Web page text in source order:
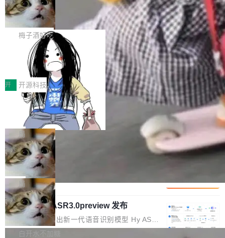
有云模型能够满足快速试用和效率提升的需求。
但对于金融、能源、医疗等对数据安全要求较...
让AI用起来，还要进一步看清混合算力时代下，
Token花在哪里、算力是否被充分利用，以及持
续增长的AI成本该如何优化。 深信服AI算力网关
正是围绕这些实际问题，从Token治理和成本治
理两个方面，让用户的每一份算力都看得清、管
得住、用得稳、省得下、更安全！ 一、从现在开
始，Token使用一目...
ean 在 Google 工作了 27 年后，宣布离职。 他
不是一个人走。一同离开的还有 Sanjay Ghema
wat（Google 员工编号 23，Jeff Dean 二十多
年的编程搭档，MapReduce 和 Bigtable 的共同
作者）、Quoc Le（Google 大脑核心成员，Se
q2Seq 和 DocAI 的共同发明人）以及 Oriol Vin
yals（Gemini 联合负责人，AlphaSta...
🔥 SolonCode v2026.8.4 发布：界面
字体可调、22 种语言、记忆搜索增强
打开终端就能上岗的全中文编码智能体，这一轮
把「看得清、用母语、记得住」三件事一次补
齐。 SolonCode 是什么 SolonCode 是杭州无
耳科技研发的企业级终端编码智能体——一位全
中文驱动的数字员工，自主理解需求、规划步
骤、编写代码。不挑模型、不挑平台，curl 一行
装完即用。 开源地址：Gitee · GitCode · GitHu
b 安装 支持 Java 8+（8~26）、macOS / Linu
x / Windows / Harmony PC。 # macOS / Linu
x / Harmony PC curl -fsSL https://solon.noea
r.org/solon...
梅子酒好吃
让“代码语义理解”深度释放AI Coding
价值潜能：华为云码道（CodeArts）
代码仓技术解析
一、代码仓深度理解技术的作用与价值 在软件工
程实践中，代码仓是企业核心知识资产的主要载
体。企业级代码仓库通常包含数十万乃至数百万
个文件，其规模远超单次模型调用可承载的上下
文窗口。随着项目规模的持续扩张与代码历史的
不断累积，代码仓中的模块关系、接口契约、业
务逻辑等关键信息往往分散于数十乃至数百个文
件之中，形成高度复杂的知识关联网络。传统的
代码检索手段（如关键词匹配、目录遍历）仅能
在语法层面完成文本定位，难以触及代码的语义
内涵与结构关联，导致开发者使用代码智能体在
理解大规模代码仓时面临显著"代码仓理解"瓶
颈。 代码仓深度理解服务（以下简称" CodeBas
e深度理解服务"）是华为云码道（CodeA...
开 开源科技
一条“删库”命令跑 17 小时，算法工程
师删光 89TB 数据只为干私活
最高人民检察院8月4日公布了一起案件：北京一
名90后算法工程师王某，为了给自己接的私活腾
服务器空间，删光了公司AI游戏部门的全部核心
数据。 王某2024年1月入职东城区某科技公司AI
短剧部门，有互联网大厂背景。在公司内部架构
调整期间，部门三次通知全员将数据从A集群迁
移到B集群，王某都回复了"收到"。 他没有迁移
数据。2024年9月3日下午4点，他使用此前登录
的账号密码进入A集群，输入了一条被程序员圈
称为"删库跑路"的命令——最高管理员权限、无
局
Cloudflare 分享推理优化实践：KV ca
che 量化 + 权重压缩，吞吐量提升 4
1%，成本降 30%
Kimi 和 GLM 是当前最强的大模型系列之一，但
它们有一个共同的问题：太吃显存了。月之暗面
的 Kimi K 系列和智谱的 GLM 都是长上下文、M
oE 架构的大模型，好用到让人上瘾，但 GPU 显
存永远不够用。 Cloudflare 的 Workers AI 团队
一直在跑这些模型的推理。他们在官方博客上发
局
腾讯混元 Hy ASR3.0preview 发布
腾讯混元正式推出新一代语音识别模型 Hy ASR
3.0preview。基于最新一代大语言模型 Hy3 的
白开水不加糖